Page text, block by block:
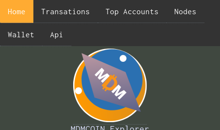
Home Transations Top Accounts Nodes
Wallet Api